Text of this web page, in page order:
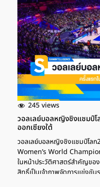
245 views
วอลเลย์บอลหญิงชิงแชมป์โ
ออกเซียงใต้
วอลเลย์บอลหญิงชิงแชมป์โล
Women’s World
ในหน้าประวัติศาสตร์สำคัญของ
สิทธิ์เป็นเจ้าภาพจัดการแข่งขัน